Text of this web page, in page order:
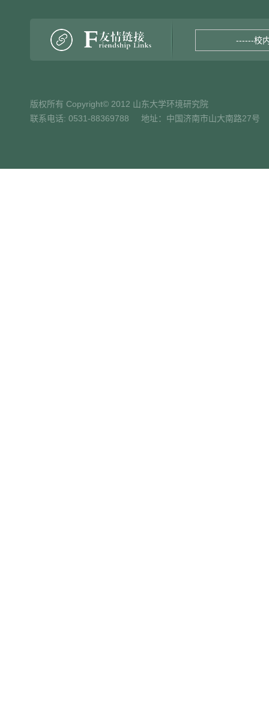
------校
版权所有 Copyright© 2012 山东大学环境研究院
联系电话: 0531-88369788 地址：中国济南市山大南路27号